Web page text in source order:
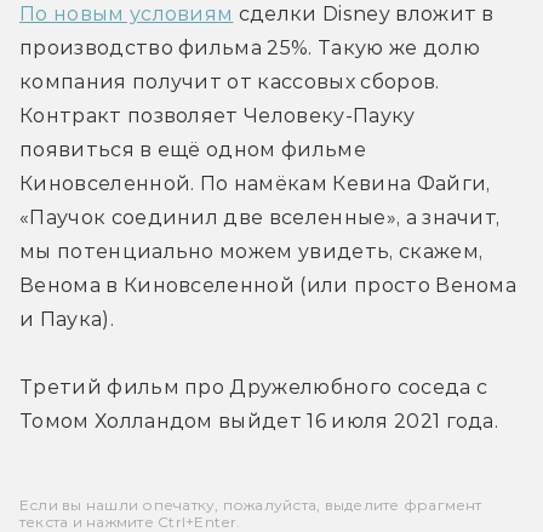
По новым условиям сделки Disney вложит в
производство фильма 25%. Такую же долю
компания получит от кассовых сборов.
Контракт позволяет Человеку-Пауку
появиться в ещё одном фильме
Киновселенной. По намёкам Кевина Файги,
«Паучок соединил две вселенные», а значит,
мы потенциально можем увидеть, скажем,
Венома в Киновселенной (или просто Венома
и Паука).
Третий фильм про Дружелюбного соседа с
Томом Холландом выйдет 16 июля 2021 года.
Если вы нашли опечатку, пожалуйста, выделите фрагмент
текста и нажмите Ctrl+Enter.